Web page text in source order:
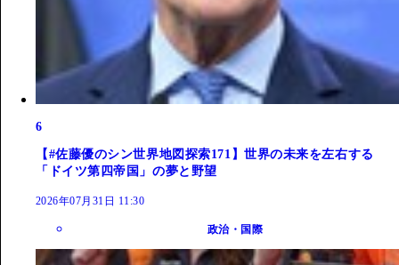
6
【#佐藤優のシン世界地図探索171】世界の未来を左右する
「ドイツ第四帝国」の夢と野望
2026年07月31日 11:30
政治・国際